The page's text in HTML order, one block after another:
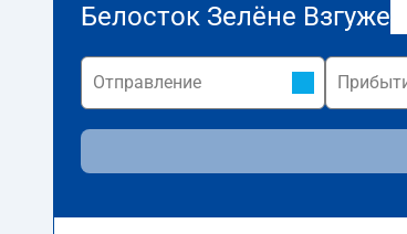
Белосток Зелёне Взгуже